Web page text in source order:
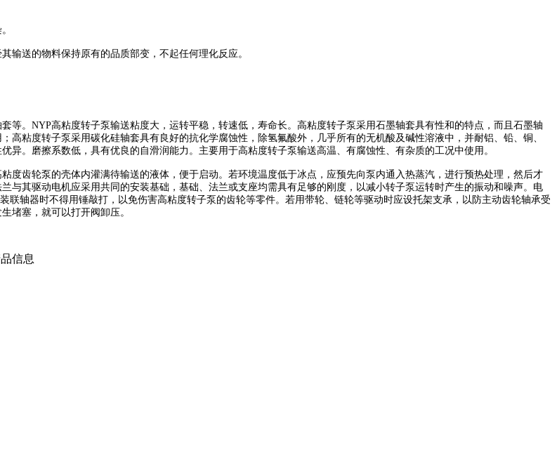
输送的物料保持原有的品质部变，不起任何理化反应。
等。 NYP高粘度转子泵输送粘度大，运转平稳，转速低，寿命长。 高粘度转子泵采用石墨轴套具有性和的特点，而且石墨轴
高粘度转子泵采用碳化硅轴套具有良好的抗化学腐蚀性，除氢氟酸外，几乎所有的无机酸及碱性溶液中，并耐铝、铅、铜、
异。磨擦系数低，具有优良的自滑润能力。主要用于高粘度转子泵输送高温、有腐蚀性、有杂质的工况中使用。
度齿轮泵的壳体内灌满待输送的液体，便于启动。若环境温度低于冰点，应预先向泵内通入热蒸汽，进行预热处理，然后才
兰与其驱动电机应采用共同的安装基础，基础、法兰或支座均需具有足够的刚度，以减小转子泵运转时产生的振动和噪声。电
联轴器时不得用锤敲打，以免伤害高粘度转子泵 的齿轮等零件。若用带轮、链轮等驱动时应设托架支承，以防主动齿轮轴承受
堵塞，就可以打开阀卸压。
信息